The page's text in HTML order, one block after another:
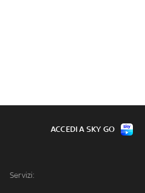
Servizi:
ACCEDI A SKY GO